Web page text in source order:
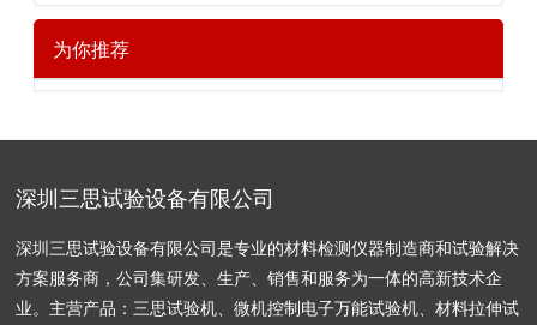
为你推荐
深圳三思试验设备有限公司
深圳三思试验设备有限公司是专业的材料检测仪器制造商和试验解决
方案服务商，公司集研发、生产、销售和服务为一体的高新技术企
业。主营产品：三思试验机、微机控制电子万能试验机、材料拉伸试